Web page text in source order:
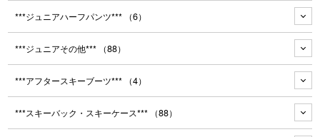
***ジュニアハーフパンツ*** （6）
***ジュニアその他*** （88）
***アフタースキーブーツ*** （4）
***スキーバック・スキーケース*** （88）